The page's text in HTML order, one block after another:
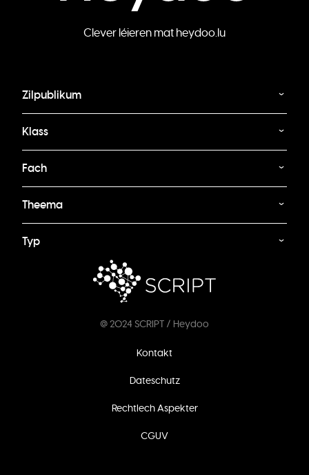
Clever léieren mat heydoo.lu
Zilpublikum
Klass
Fach
Theema
Typ
@ 2024 SCRIPT / Heydoo
Kontakt
Dateschutz
Rechtlech Aspekter
CGUV